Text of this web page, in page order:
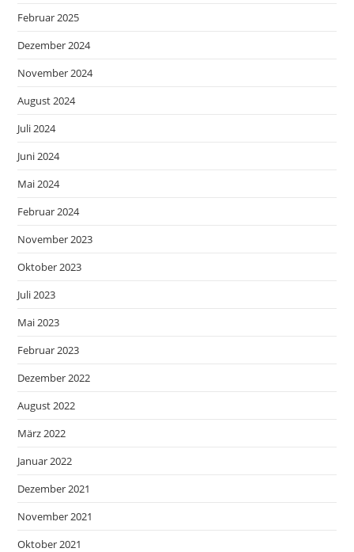
Februar 2025
Dezember 2024
November 2024
August 2024
Juli 2024
Juni 2024
Mai 2024
Februar 2024
November 2023
Oktober 2023
Juli 2023
Mai 2023
Februar 2023
Dezember 2022
August 2022
März 2022
Januar 2022
Dezember 2021
November 2021
Oktober 2021